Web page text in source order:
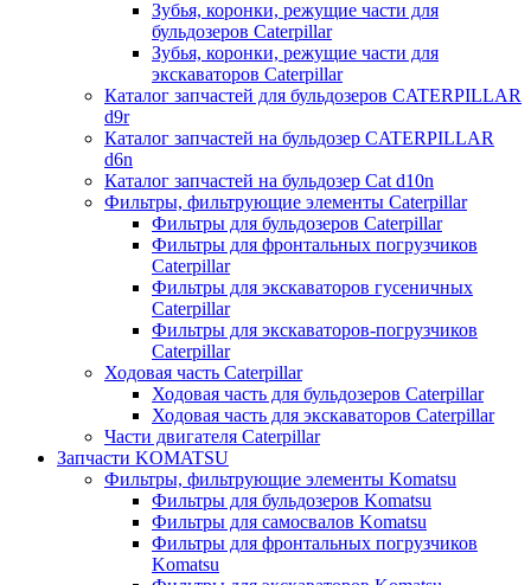
Зубья, коронки, режущие части для
бульдозеров Caterpillar
Зубья, коронки, режущие части для
экскаваторов Caterpillar
Каталог запчастей для бульдозеров CATERPILLAR
d9r
Каталог запчастей на бульдозер CATERPILLAR
d6n
Каталог запчастей на бульдозер Сat d10n
Фильтры, фильтрующие элементы Caterpillar
Фильтры для бульдозеров Caterpillar
Фильтры для фронтальных погрузчиков
Caterpillar
Фильтры для экскаваторов гусеничных
Caterpillar
Фильтры для экскаваторов-погрузчиков
Caterpillar
Ходовая часть Caterpillar
Ходовая часть для бульдозеров Caterpillar
Ходовая часть для экскаваторов Caterpillar
Части двигателя Caterpillar
Запчасти KOMATSU
Фильтры, фильтрующие элементы Komatsu
Фильтры для бульдозеров Komatsu
Фильтры для самосвалов Komatsu
Фильтры для фронтальных погрузчиков
Komatsu